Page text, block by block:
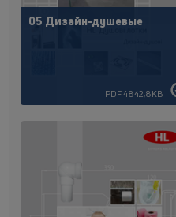
05 Дизайн-душевые
PDF 4842,8KB